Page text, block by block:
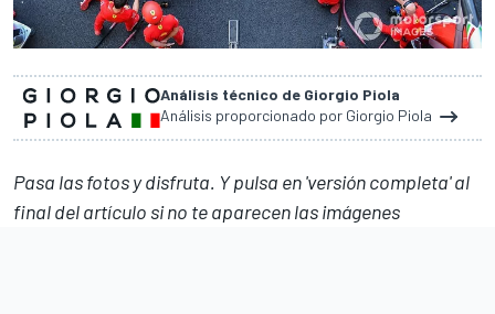
Análisis técnico de Giorgio Piola
Análisis proporcionado por Giorgio Piola
Pasa las fotos y disfruta. Y pulsa en 'versión completa' al
final del artículo si no te aparecen las imágenes